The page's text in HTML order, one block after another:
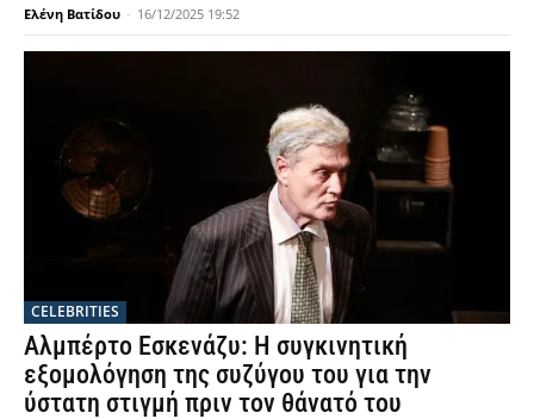
Ελένη Βατίδου - 16/12/2025 19:52
CELEBRITIES
Αλμπέρτο Εσκενάζυ: Η συγκινητική
εξομολόγηση της συζύγου του για την
ύστατη στιγμή πριν τον θάνατό του